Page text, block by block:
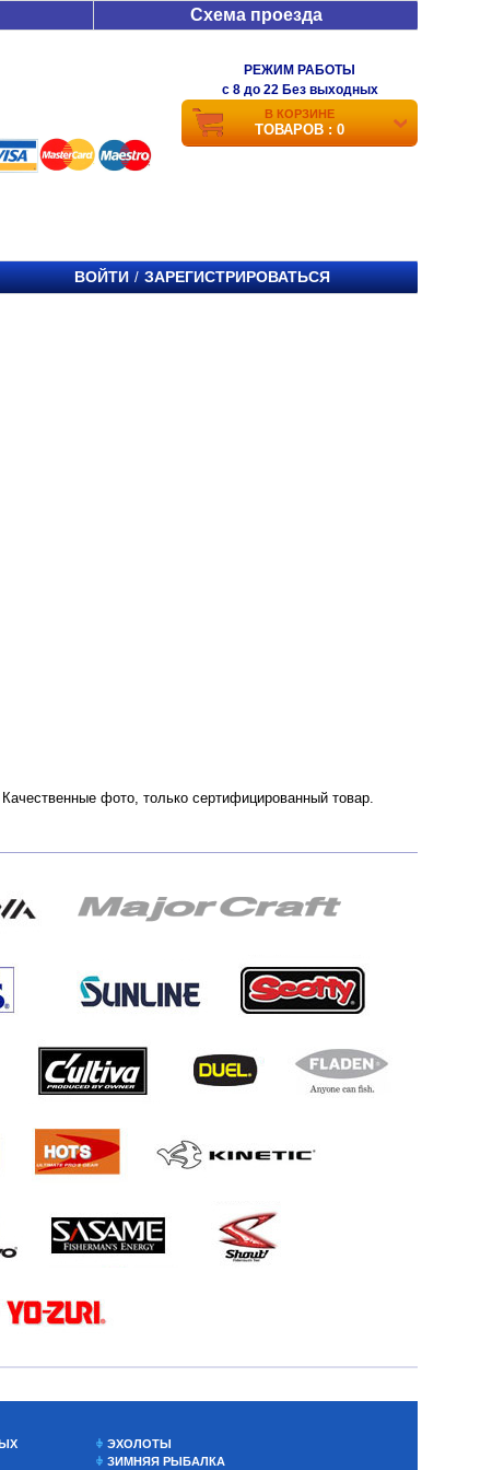
Схема проезда
РЕЖИМ РАБОТЫ
c 8 до 22 Без выходных
В КОРЗИНЕ
ТОВАРОВ : 0
ВОЙТИ / ЗАРЕГИСТРИРОВАТЬСЯ
фото, только сертифицированный товар.
ЭХОЛОТЫ
ЗИМНЯЯ РЫБАЛКА